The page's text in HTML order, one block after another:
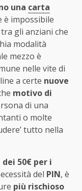
una carta
è impossibile
gli anziani che
modalità
mezzo è
nelle vite di
a certe nuove
motivo di
di una
o molte
tutto nella
50€ per i
del PIN, è
più rischioso